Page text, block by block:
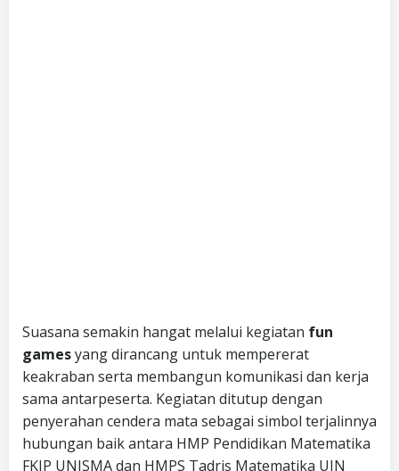
Suasana semakin hangat melalui kegiatan fun
gamesyang dirancang untuk mempererat
keakraban serta membangun komunikasi dan kerja
sama antarpeserta. Kegiatan ditutup dengan
penyerahan cendera mata sebagai simbol terjalinnya
hubungan baik antara HMP Pendidikan Matematika
FKIP UNISMA dan HMPS Tadris Matematika UIN